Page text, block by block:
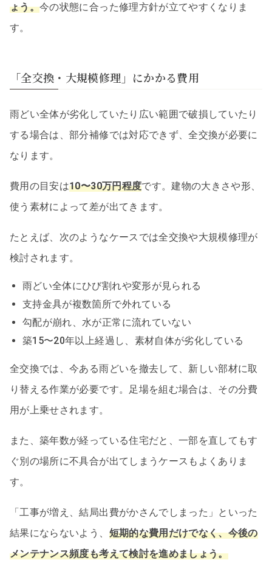
ょう。今の状態に合った修理方針が立てやすくなりま
す。
「全交換・大規模修理」にかかる費用
雨どい全体が劣化していたり広い範囲で破損していたり
する場合は、部分補修では対応できず、全交換が必要に
なります。
費用の目安は10〜30万円程度です。建物の大きさや形、
使う素材によって差が出てきます。
たとえば、次のようなケースでは全交換や大規模修理が
検討されます。
雨どい全体にひび割れや変形が見られる
支持金具が複数箇所で外れている
勾配が崩れ、水が正常に流れていない
築15〜20年以上経過し、素材自体が劣化している
全交換では、今ある雨どいを撤去して、新しい部材に取
り替える作業が必要です。足場を組む場合は、その分費
用が上乗せされます。
また、築年数が経っている住宅だと、一部を直してもす
ぐ別の場所に不具合が出てしまうケースもよくありま
す。
「工事が増え、結局出費がかさんでしまった」といった
結果にならないよう、 短期的な費用だけでなく、今後の
メンテナンス頻度も考えて検討を進めましょう。